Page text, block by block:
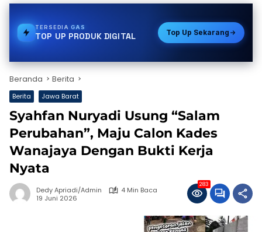
TERSEDIAPAKET DATA
TOP UP PRODUK DIGITAL Top Up Sekarang
Beranda Berita
Berita Jawa Barat
Syahfan Nuryadi Usung “Salam
Perubahan”, Maju Calon Kades
Wanajaya Dengan Bukti Kerja
Nyata
Dedy Apriadi/Admin
4 Min Baca
19 Juni 2026
283